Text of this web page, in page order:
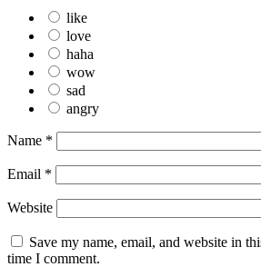
like
love
haha
wow
sad
angry
Name *
Email *
Website
Save my name, email, and website in
time I comment.